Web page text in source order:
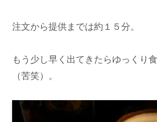
注文から提供までは約１５分。
もう少し早く出てきたらゆっくり
（苦笑）。